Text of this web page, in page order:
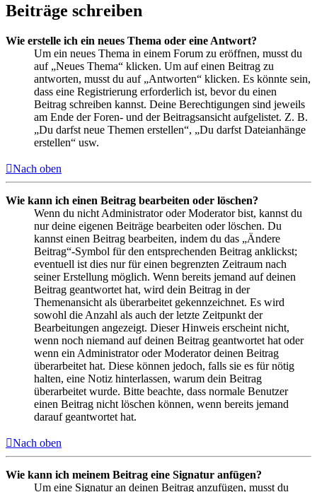
Beiträge schreiben
Wie erstelle ich ein neues Thema oder eine Antwort?
Um ein neues Thema in einem Forum zu eröffnen, musst du
auf „Neues Thema“ klicken. Um auf einen Beitrag zu
antworten, musst du auf „Antworten“ klicken. Es könnte sein,
dass eine Registrierung erforderlich ist, bevor du einen
Beitrag schreiben kannst. Deine Berechtigungen sind jeweils
am Ende der Foren- und der Beitragsansicht aufgelistet. Z. B.
„Du darfst neue Themen erstellen“, „Du darfst Dateianhänge
erstellen“ usw.
Nach oben
Wie kann ich einen Beitrag bearbeiten oder löschen?
Wenn du nicht Administrator oder Moderator bist, kannst du
nur deine eigenen Beiträge bearbeiten oder löschen. Du
kannst einen Beitrag bearbeiten, indem du das „Ändere
Beitrag“-Symbol für den entsprechenden Beitrag anklickst;
eventuell ist dies nur für einen begrenzten Zeitraum nach
seiner Erstellung möglich. Wenn bereits jemand auf deinen
Beitrag geantwortet hat, wird dein Beitrag in der
Themenansicht als überarbeitet gekennzeichnet. Es wird
sowohl die Anzahl als auch der letzte Zeitpunkt der
Bearbeitungen angezeigt. Dieser Hinweis erscheint nicht,
wenn noch niemand auf deinen Beitrag geantwortet hat oder
wenn ein Administrator oder Moderator deinen Beitrag
überarbeitet hat. Diese können jedoch, falls sie es für nötig
halten, eine Notiz hinterlassen, warum dein Beitrag
überarbeitet wurde. Bitte beachte, dass normale Benutzer
einen Beitrag nicht löschen können, wenn bereits jemand
darauf geantwortet hat.
Nach oben
Wie kann ich meinem Beitrag eine Signatur anfügen?
Um eine Signatur an deinen Beitrag anzufügen, musst du